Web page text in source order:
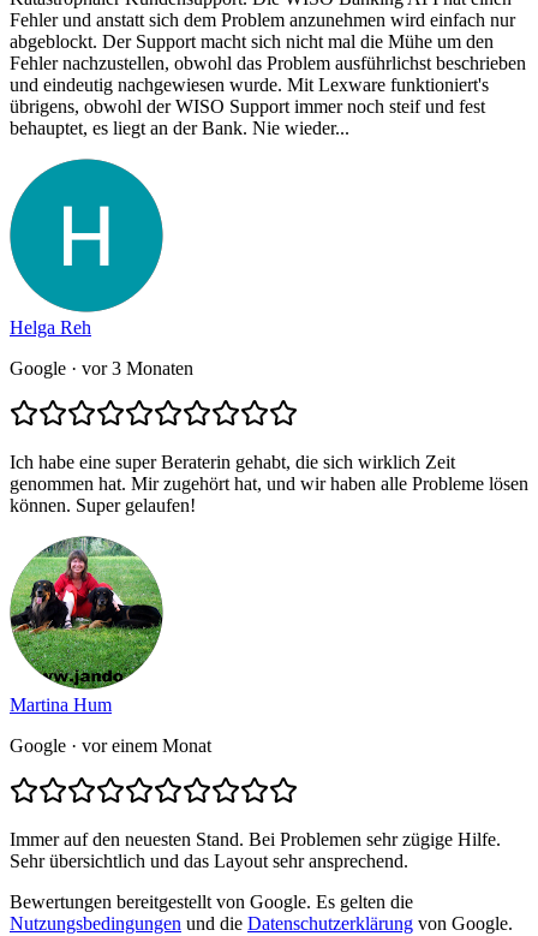
Fehler und anstatt sich dem Problem anzunehmen wird einfach nur
abgeblockt. Der Support macht sich nicht mal die Mühe um den
Fehler nachzustellen, obwohl das Problem ausführlichst beschrieben
und eindeutig nachgewiesen wurde. Mit Lexware funktioniert's
übrigens, obwohl der WISO Support immer noch steif und fest
behauptet, es liegt an der Bank. Nie wieder...
Helga Reh
Google · vor 3 Monaten
Ich habe eine super Beraterin gehabt, die sich wirklich Zeit
genommen hat. Mir zugehört hat, und wir haben alle Probleme lösen
können. Super gelaufen!
Martina Hum
Google · vor einem Monat
Immer auf den neuesten Stand. Bei Problemen sehr zügige Hilfe.
Sehr übersichtlich und das Layout sehr ansprechend.
Bewertungen bereitgestellt von Google. Es gelten die
Nutzungsbedingungen und die Datenschutzerklärung von Google.